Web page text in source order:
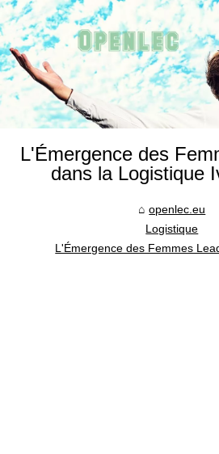
L'Émergence des
dans la Logistique
openlec.eu
Logistique
L'Émergence des Femmes